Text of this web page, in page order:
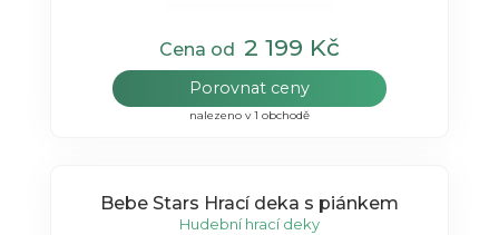
Cena od 2 199 Kč
Porovnat ceny
nalezeno v 1 obchodě
Bebe Stars Hrací deka s piánkem
Hudební hrací deky